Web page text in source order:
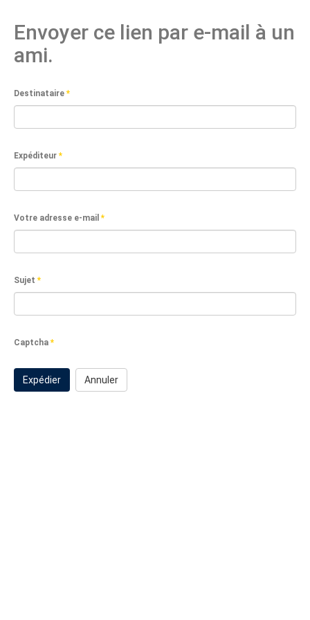
Envoyer ce lien par e-mail à un
ami.
Destinataire *
Expéditeur *
Votre adresse e-mail *
Sujet *
Captcha *
Expédier Annuler